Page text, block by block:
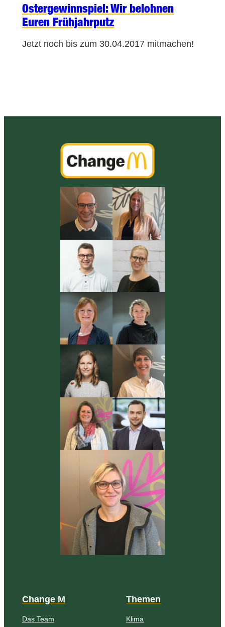
Ostergewinnspiel: Wir belohnen
Euren Frühjahrputz
Jetzt noch bis zum 30.04.2017 mitmachen!
Change M
Das Team
Themen
Klima